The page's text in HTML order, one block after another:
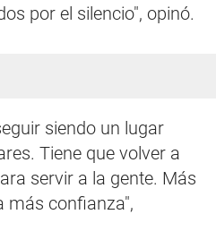
por el silencio", opinó.
siendo un lugar
Tiene que volver a
servir a la gente. Más
más confianza",